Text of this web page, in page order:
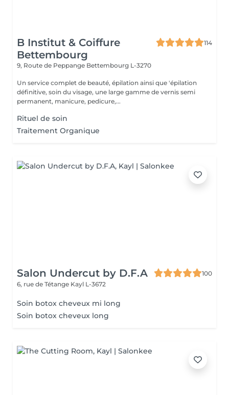
B Institut & Coiffure
Bettembourg
114
9, Route de Peppange Bettembourg L-3270
Un service complet de beauté, épilation ainsi que 'épilation
définitive, soin du visage, une large gamme de vernis semi
permanent, manicure, pedicure,...
Rituel de soin
Traitement Organique
Salon Undercut by D.F.A
100
6, rue de Tétange Kayl L-3672
Soin botox cheveux mi long
Soin botox cheveux long